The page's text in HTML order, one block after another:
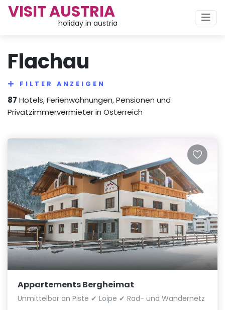
VISIT AUSTRIA
holiday in austria
Flachau
FILTER ANZEIGEN
87 Hotels, Ferienwohnungen, Pensionen und
Privatzimmervermieter in Österreich
Appartements Bergheimat
Unmittelbar an Piste ✔ Loipe ✔ Rad- und Wandernetz